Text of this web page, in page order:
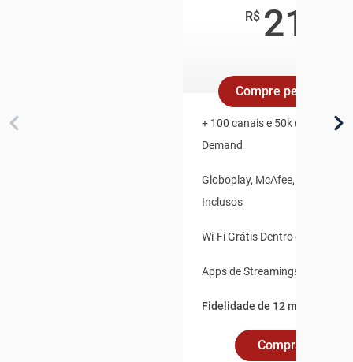
R$ 219
Compre pelo
+ 100 canais e 50k de
Demand
Globoplay, McAfee, Claro
Inclusos
Wi-Fi Grátis Dentro e Fora de
Apps de Streamings
Fidelidade de 12 meses.
Comprar Online